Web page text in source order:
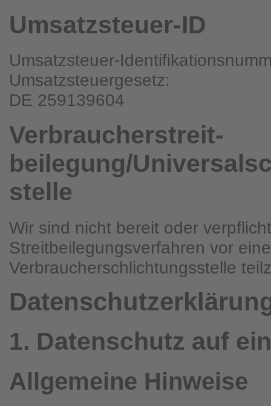
Umsatzsteuer-ID
Umsatzsteuer-
Umsatzsteuergesetz:
DE 259139604
Verbraucher­streit­
beilegung/
stelle
Wir sind nicht bereit oder
Streitbeilegungsverfahren vor
Verbraucherschlichtungsstelle
1. Datenschutz auf
Allgemeine Hinweise